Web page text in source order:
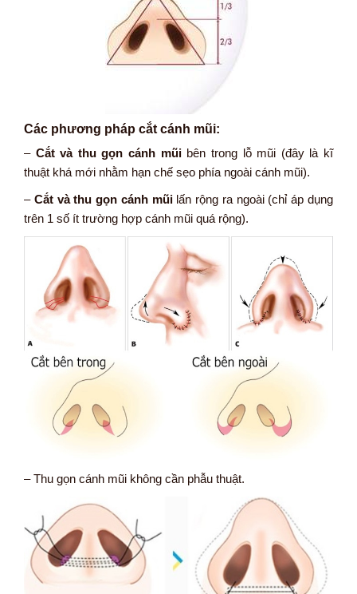
Các phương pháp cắt cánh mũi:
– Cắt và thu gọn cánh mũibên trong lỗ mũi (đây là kĩ
thuật khá mới nhằm hạn chế sẹo phía ngoài cánh mũi).
– Cắt và thu gọn cánh mũilấn rộng ra ngoài (chỉ áp dụng
trên 1 số ít trường hợp cánh mũi quá rộng).
– Thu gọn cánh mũi không cần phẫu thuật.